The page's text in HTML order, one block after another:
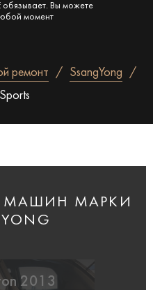
обязывает. Вы можете
момент
ремонт
SsangYong
МАШИН МАРКИ
2013